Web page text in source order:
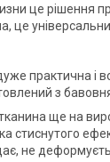
це
це
практична
з
ще на
стиснутого
не